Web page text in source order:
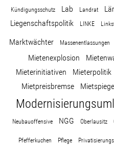
Kündigungsschutz Lab Landrat
Liegenschaftspolitik LINKE
Marktwächter
Massenentlassungen
Mietenexplosion
Mieterinitiativen Mieterpolitik
Mietpreisbremse
Neubauoffensive NGG Oberlausitz
Pfefferkuchen Pflege